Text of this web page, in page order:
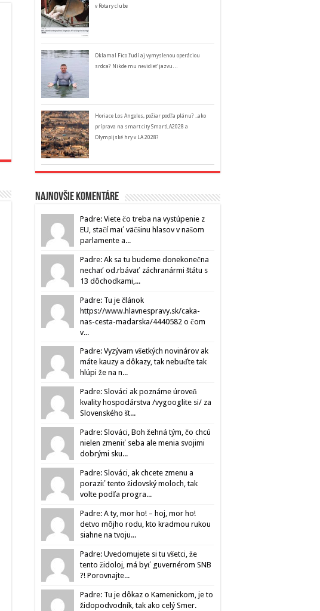
v Rotary clube
Oklamal Fico ľudí aj vymyslenou operáciou
srdca? Nikde mu nevidieť jazvu…
Horiace Los Angeles, požiar podľa plánu? ..ako
príprava na smart city SmartLA2028 a
Olympijské hry v LA 2028?
Najnovšie komentáre
Padre: Viete čo treba na vystúpenie z
EU, stačí mať väčšinu hlasov v našom
parlamente a...
Padre: Ak sa tu budeme donekonečna
nechať od.rbávať záchranármi štátu s
13 dôchodkami,...
Padre: Tu je článok
https://www.hlavnespravy.sk/caka-
nas-cesta-madarska/4440582 o čom
v...
Padre: Vyzývam všetkých novinárov ak
máte kauzy a dôkazy, tak nebuďte tak
hlúpi že na n...
Padre: Slováci ak poznáme úroveň
kvality hospodárstva /vygooglite si/ za
Slovenského št...
Padre: Slováci, Boh žehná tým, čo chcú
nielen zmeniť seba ale menia svojimi
dobrými sku...
Padre: Slováci, ak chcete zmenu a
poraziť tento židovský moloch, tak
volte podľa progra...
Padre: A ty, mor ho! – hoj, mor ho!
detvo môjho rodu, kto kradmou rukou
siahne na tvoju...
Padre: Uvedomujete si tu všetci, že
tento židoloj, má byť guvernérom SNB
?! Porovnajte...
Padre: Tu je dôkaz o Kamenickom, je to
židopodvodník, tak ako celý Smer.